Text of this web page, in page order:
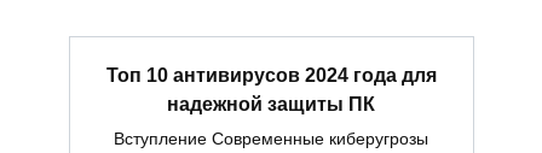
Топ 10 антивирусов 2024 года для
надежной защиты ПК
Вступление Современные киберугрозы